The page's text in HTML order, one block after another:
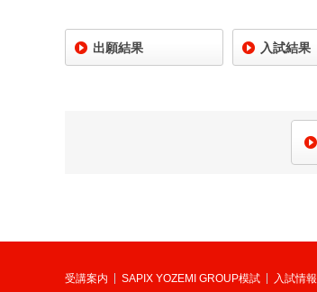
出願結果 入試結果
受講案内 SAPIX YOZEMI GROUP模試 入試情報